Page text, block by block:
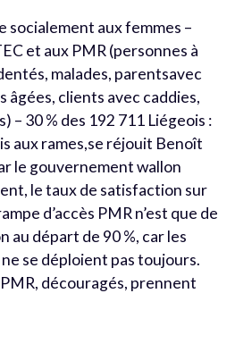
socialement aux femmes –
et aux PMR (personnes à
malades, parentsavec
âgées, clients avec caddies,
– 30 % des 192 711 Liégeois :
aux rames,se réjouit Benoît
le gouvernement wallon
le taux de satisfaction sur
d’accès PMR n’est que de
au départ de 90 %, car les
se déploient pas toujours.
découragés, prennent